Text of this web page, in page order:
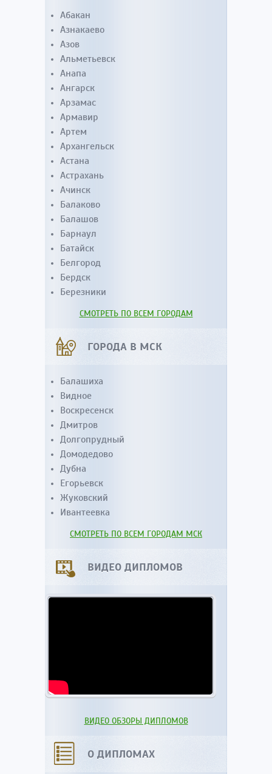
Абакан
Азнакаево
Азов
Альметьевск
Анапа
Ангарск
Арзамас
Армавир
Артем
Архангельск
Астана
Астрахань
Ачинск
Балаково
Балашов
Барнаул
Батайск
Белгород
Бердск
Березники
СМОТРЕТЬ ПО ВСЕМ ГОРОДАМ
ГОРОДА В МСК
Балашиха
Видное
Воскресенск
Дмитров
Долгопрудный
Домодедово
Дубна
Егорьевск
Жуковский
Ивантеевка
СМОТРЕТЬ ПО ВСЕМ ГОРОДАМ МСК
ВИДЕО ДИПЛОМОВ
ВИДЕО ОБЗОРЫ ДИПЛОМОВ
О ДИПЛОМАХ